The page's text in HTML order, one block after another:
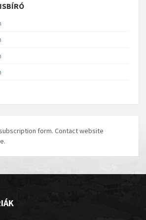
form. Contact website